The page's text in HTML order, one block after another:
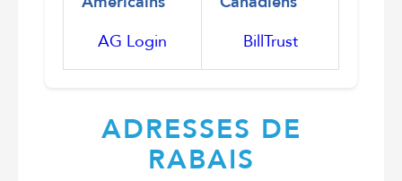
AG Login
BillTrust
ADRESSES DE
RABAIS